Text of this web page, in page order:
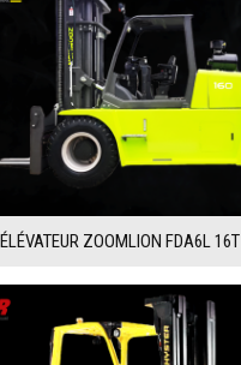
ZOOMLION FDA6L 16T